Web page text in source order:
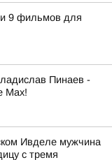
9 фильмов для
Пинаев -
Max!
Ивделе мужчина
с тремя